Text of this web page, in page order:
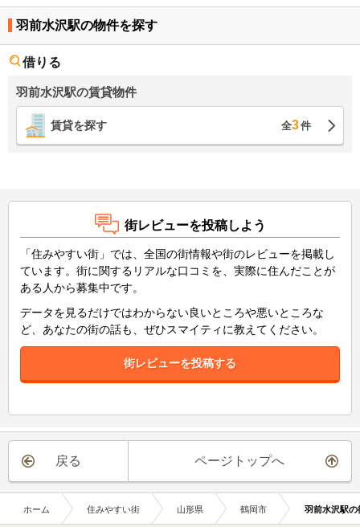
羽前水沢駅の物件を探す
借りる
羽前水沢駅の賃貸物件
賃貸を探す 全3件
街レビューを投稿しよう
「住みやすい街」では、全国の街情報や街のレビューを掲載し
ています。街に関するリアルな口コミを、実際に住んだことが
ある人から募集中です。
データを見るだけではわからない良いところや悪いところな
ど、あなたの街の話も、ぜひスマイティに教えてください。
街レビューを投稿する
戻る ページトップへ
ホーム 住みやすい街 山形県 鶴岡市 羽前水沢駅の